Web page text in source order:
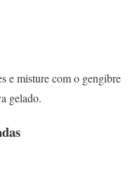
e misture com o gengibre
gelado.